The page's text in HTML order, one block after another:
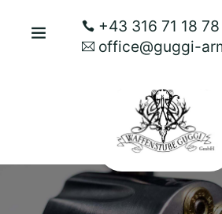
+43 316 71 18 78
office@guggi-